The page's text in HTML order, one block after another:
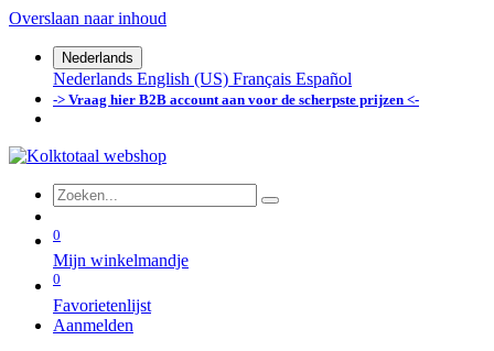
Overslaan naar inhoud
Nederlands
Nederlands English (US) Français Español
-> Vraag hier B2B account aan voor de scherpste prijzen <-
0
Mijn winkelmandje
0
Favorietenlijst
Aanmelden